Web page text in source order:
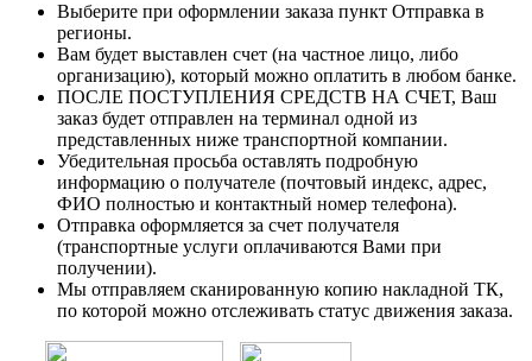
Выберите при оформлении заказа пункт Отправка в
регионы.
Вам будет выставлен счет (на частное лицо, либо
организацию), который можно оплатить в любом банке.
ПОСЛЕ ПОСТУПЛЕНИЯ СРЕДСТВ НА СЧЕТ, Ваш
заказ будет отправлен на терминал одной из
представленных ниже транспортной компании.
Убедительная просьба оставлять подробную
информацию о получателе (почтовый индекс, адрес,
ФИО полностью и контактный номер телефона).
Отправка оформляется за счет получателя
(транспортные услуги оплачиваются Вами при
получении).
Мы отправляем сканированную копию накладной ТК,
по которой можно отслеживать статус движения заказа.